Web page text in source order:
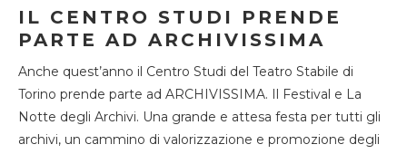
IL CENTRO STUDI PRENDE
PARTE AD ARCHIVISSIMA
Anche quest’anno il Centro Studi del Teatro Stabile di
Torino prende parte ad ARCHIVISSIMA. Il Festival e La
Notte degli Archivi. Una grande e attesa festa per tutti gli
archivi, un cammino di valorizzazione e promozione degli